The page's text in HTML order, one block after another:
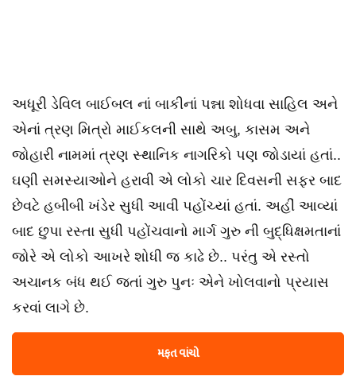
અધૂરી ડેવિલ બાઈબલ નાં બાકીનાં પન્ના શોધવા સાહિલ અને
એનાં ત્રણ મિત્રો માઈકલની સાથે અબુ, કાસમ અને
જોહારી નામમાં ત્રણ સ્થાનિક નાગરિકો પણ જોડાયાં હતાં..
ઘણી સમસ્યાઓને હરાવી એ લોકો ચાર દિવસની સફર બાદ
છેવટે હબીબી ખંડેર સુધી આવી પહોંચ્યાં હતાં. અહીં આવ્યાં
બાદ છુપા રસ્તા સુધી પહોંચવાનો માર્ગ ગુરુ ની બુદ્ધિક્ષમતાનાં
જોરે એ લોકો આખરે શોધી જ કાઢે છે.. પરંતુ એ રસ્તો
અચાનક બંધ થઈ જતાં ગુરુ પુનઃ એને ખોલવાનો પ્રયાસ
કરવાં લાગે છે.
મફત વાંચો